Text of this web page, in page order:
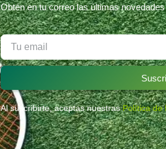
Obtén en tu correo las últimas novedades
Al suscribirte, aceptas nuestrasPolítica de